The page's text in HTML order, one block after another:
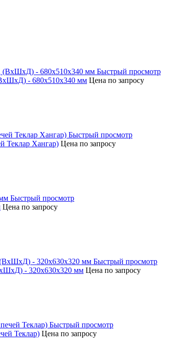
Быстрый просмотр
- 680х510х340 мм Цена по запросу
Быстрый просмотр
Теклар Хангар) Цена по запросу
Быстрый просмотр
Цена по запросу
Быстрый просмотр
- 320х630х320 мм Цена по запросу
Быстрый просмотр
Теклар) Цена по запросу